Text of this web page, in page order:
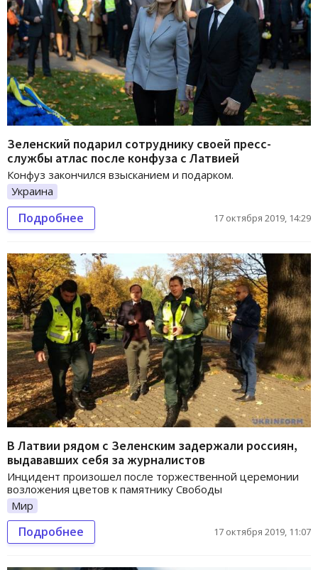
Зеленский подарил сотруднику своей пресс-
службы атлас после конфуза с Латвией
Конфуз закончился взысканием и подарком.
Украина
Подробнее 17 октября 2019, 14:29
В Латвии рядом с Зеленским задержали россиян,
выдававших себя за журналистов
Инцидент произошел после торжественной церемонии
возложения цветов к памятнику Свободы
Мир
Подробнее 17 октября 2019, 11:07